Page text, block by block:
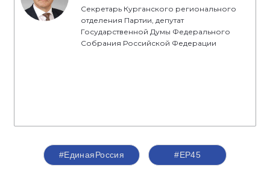
Секретарь Курганского регионального
отделения Партии, депутат
Государственной Думы Федерального
Собрания Российской Федерации
#‎ЕдинаяРоссия #ЕР45